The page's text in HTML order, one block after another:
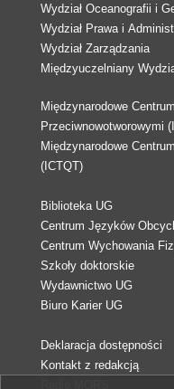
Wydział Oceanografii i
Wydział Prawa i
Wydział Zarządzania
Międzyuczelniany
Międzynarodowe
Przeciwnowotworowymi
Międzynarodowe
(ICTQT)
Biblioteka UG
Centrum Języków
Centrum Wychowania
Szkoły doktorskie
Wydawnictwo UG
Biuro Karier UG
Deklaracja dostępności
Kontakt z redakcją